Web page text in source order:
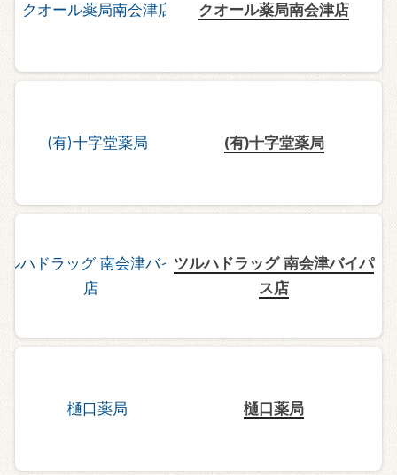
クオール薬局南会津店
(有)十字堂薬局
ツルハドラッグ 南会津バイパ
ス店
樋口薬局